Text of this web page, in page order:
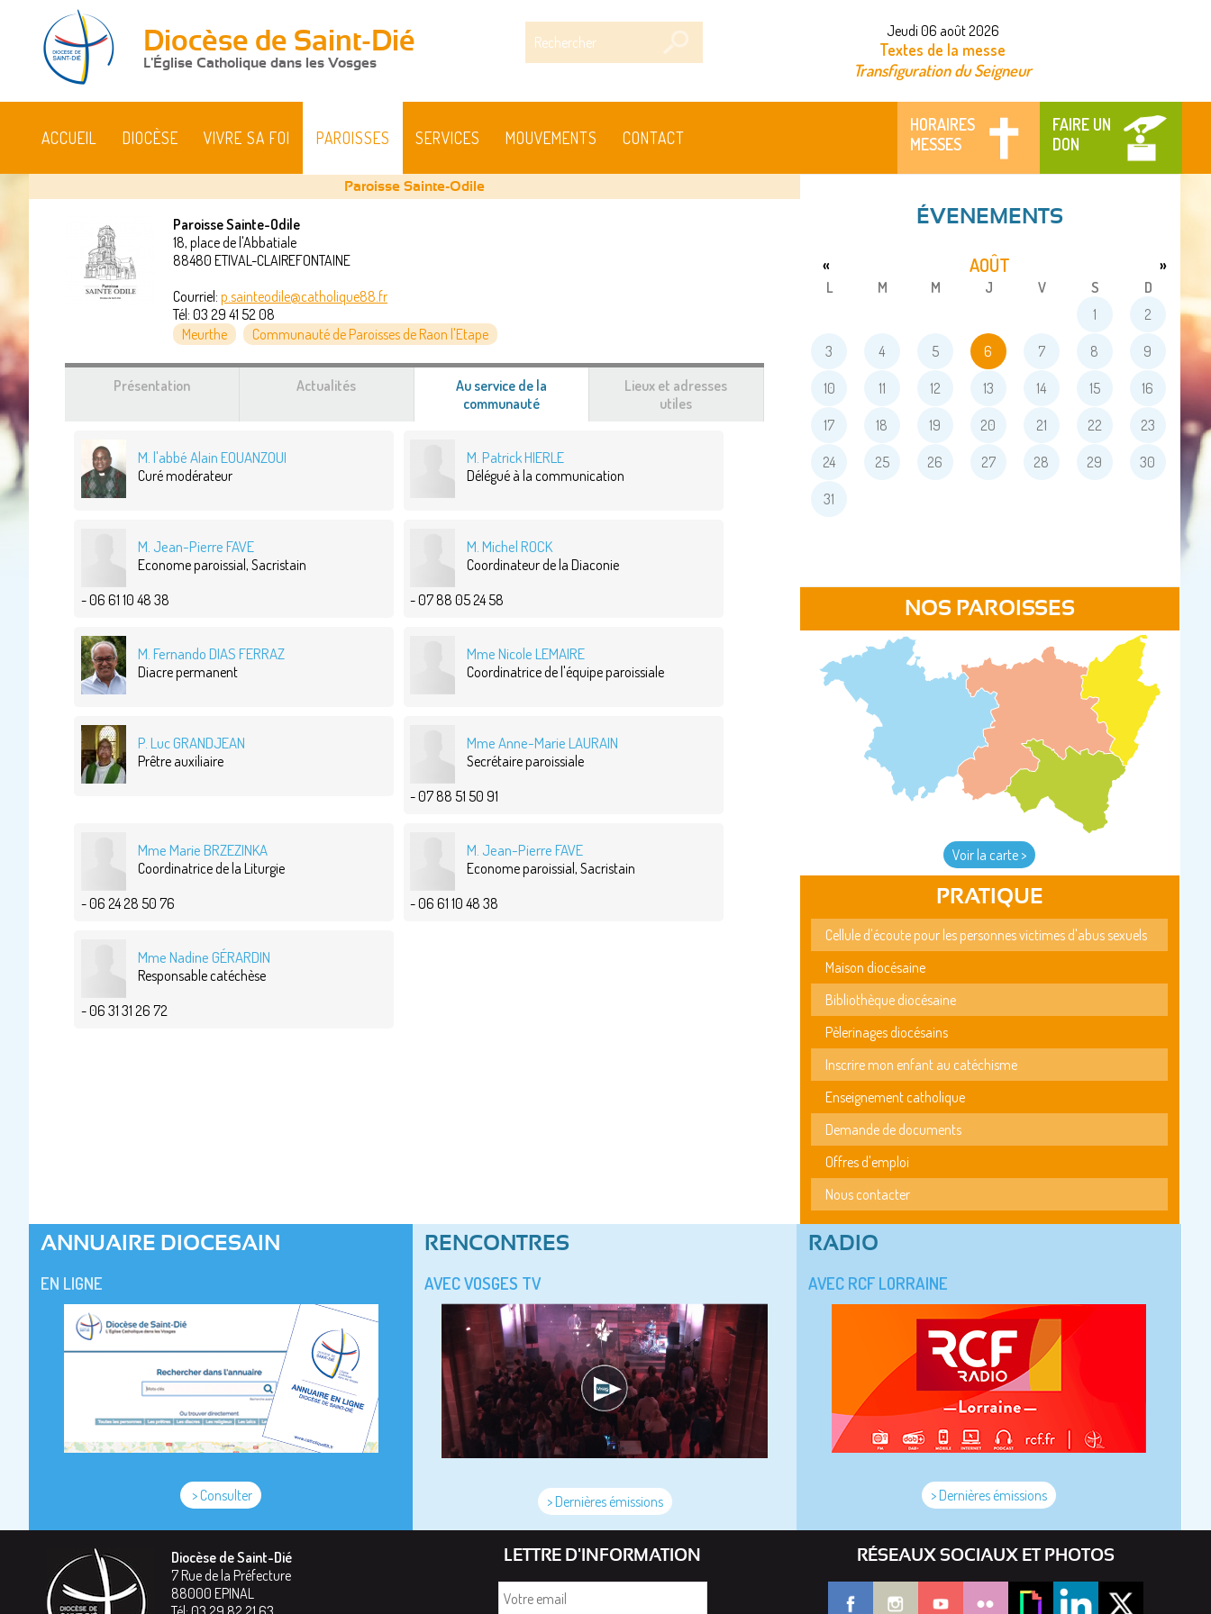
Diocèse de Saint-Dié
L'Église Catholique dans les Vosges
Jeudi 06 août 2026
Textes de la messe
Transfiguration du Seigneur
HORAIRES
MESSES
FAIRE UN
DON
ACCUEIL DIOCÈSE VIVRE SA FOI PAROISSES SERVICES MOUVEMENTS CONTACT
Vous
êtes
Paroisse Sainte-Odile
Paroisse Sainte-Odile
18, place de l'Abbatiale
88480 ETIVAL-CLAIREFONTAINE
Courriel: p.sainteodile@catholique88.fr
Tél: 03 29 41 52 08
Meurthe
Communauté de Paroisses de Raon l'Etape
Présentation Actualités
Au service de la
communauté(onglet
Lieux et adresses
utiles
M. l'abbé Alain EOUANZOUI
Curé modérateur
M. Patrick HIERLE
Délégué à la communication
M. Jean-Pierre FAVE
Econome paroissial, Sacristain
- 06 61 10 48 38
M. Michel ROCK
Coordinateur de la Diaconie
- 07 88 05 24 58
M. Fernando DIAS FERRAZ
Diacre permanent
Mme Nicole LEMAIRE
Coordinatrice de l'équipe paroissiale
P. Luc GRANDJEAN
Prêtre auxiliaire
Mme Anne-Marie LAURAIN
Secrétaire paroissiale
- 07 88 51 50 91
Mme Marie BRZEZINKA
Coordinatrice de la Liturgie
- 06 24 28 50 76
M. Jean-Pierre FAVE
Econome paroissial, Sacristain
- 06 61 10 48 38
Mme Nadine GÉRARDIN
Responsable catéchèse
- 06 31 31 26 72
ÉVENEMENTS
AOÛT
« »
L M M J V S
D
1
2
3 4 5 6 7 8 9
10 11 12 13 14 15 16
17 18 19 20 21 22 23
24 25 26 27 28 29 30
31
NOS PAROISSES
Voir la carte >
PRATIQUE
Cellule d'écoute pour les personnes victimes d'abus sexuels
Maison diocésaine
Bibliothèque diocésaine
Pèlerinages diocésains
Inscrire mon enfant au catéchisme
Enseignement catholique
Demande de documents
Offres d'emploi
Nous contacter
ANNUAIRE DIOCESAIN
EN LIGNE
> Consulter
RENCONTRES
AVEC VOSGES TV
> Dernières émissions
RADIO
AVEC RCF LORRAINE
> Dernières émissions
Diocèse de Saint-Dié
7 Rue de la Préfecture
88000 EPINAL
LETTRE D'INFORMATION RÉSEAUX SOCIAUX ET PHOTOS